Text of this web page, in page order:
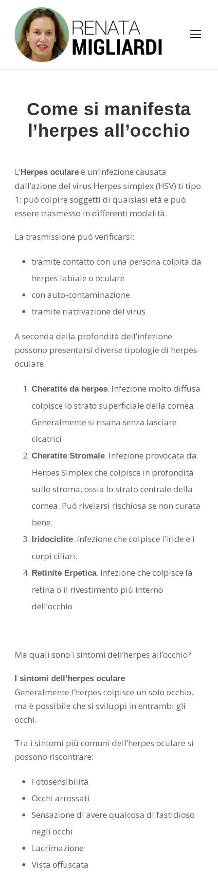
Come si manifesta
l’herpes all’occhio
L’Herpes oculare è un’infezione causata
dall’azione del virus Herpes simplex (HSV) ti tipo
1: può colpire soggetti di qualsiasi età e può
essere trasmesso in differenti modalità.
La trasmissione può verificarsi:
tramite contatto con una persona colpita da
herpes labiale o oculare
con auto-contaminazione
tramite riattivazione del virus
A seconda della profondità dell’infezione
possono presentarsi diverse tipologie di herpes
oculare:
Cheratite da herpes. Infezione molto diffusa
colpisce lo strato superficiale della cornea.
Generalmente si risana senza lasciare
cicatrici
Cheratite Stromale. Infezione provocata da
Herpes Simplex che colpisce in profondità
sullo stroma, ossia lo strato centrale della
cornea. Può rivelarsi rischiosa se non curata
bene.
Iridociclite. Infezione che colpisce l’iride e i
corpi ciliari.
Retinite Erpetica. Infezione che colpisce la
retina o il rivestimento più interno
dell’occhio
Ma quali sono i sintomi dell’herpes all’occhio?
I sintomi dell’herpes oculare
Generalmente l’herpes colpisce un solo occhio,
ma è possibile che si sviluppi in entrambi gli
occhi.
Tra i sintomi più comuni dell’herpes oculare si
possono riscontrare:
Fotosensibilità
Occhi arrossati
Sensazione di avere qualcosa di fastidioso
negli occhi
Lacrimazione
Vista offuscata